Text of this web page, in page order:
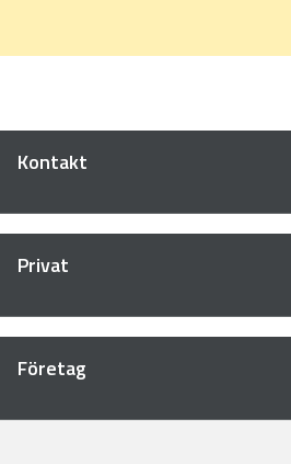
Kontakt
Privat
Företag